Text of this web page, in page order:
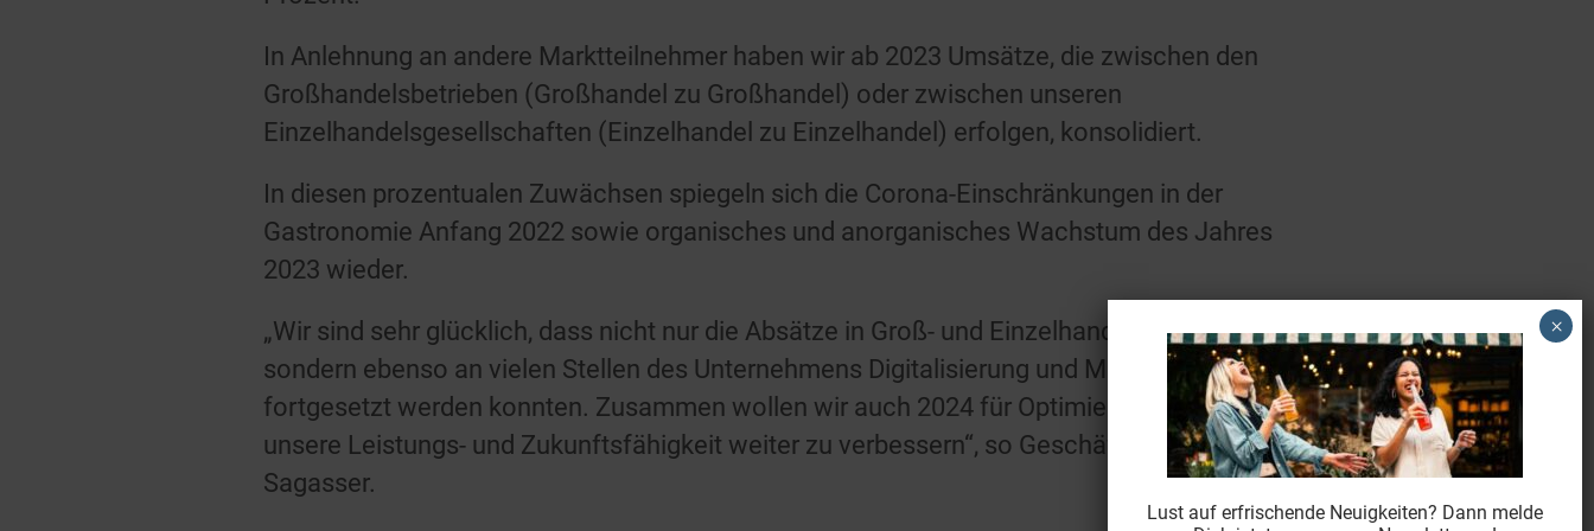
In Anlehnung an andere Marktteilnehmer haben wir ab 2023 Umsätze, die zwischen den
Großhandelsbetrieben (Großhandel zu Großhandel) oder zwischen unseren
Einzelhandelsgesellschaften (Einzelhandel zu Einzelhandel) erfolgen, konsolidiert.
In diesen prozentualen Zuwächsen spiegeln sich die Corona-Einschränkungen in der
Gastronomie Anfang 2022 sowie organisches und anorganisches Wachstum des Jahres
2023 wieder.
„Wir sind sehr glücklich, dass nicht nur die Absätze in Groß- und Einzelhandel gesteigert,
sondern ebenso an vielen Stellen des Unternehmens Digitalisierung und Modernisierung
fortgesetzt werden konnten. Zusammen wollen wir auch 2024 für Optimierungen nutzen, um
unsere Leistungs- und Zukunftsfähigkeit weiter zu verbessern“, so Geschäftsführer Cornelius
Sagasser.
Lust auf erfrischende Neuigkeiten? Dann melde